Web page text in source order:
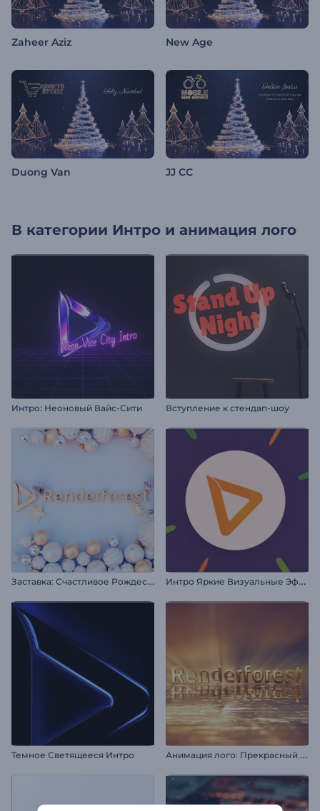
Zaheer Aziz New Age
Duong Van JJ CC
В категории Интро и анимация лого
Интро: Неоновый Вайс-Сити Вступление к стендап-шоу
З
аставка: Счастливое Рождество И
нтро Яркие Визуальные Эффекты
Темное Светящееся Интро А
нимация лого: Прекрасный рассвет